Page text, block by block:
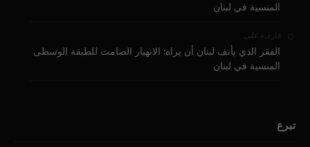
المنسية في لبنان
قارىء على
الفقر الذي يأنف لبنان أن يراه: الانهيار الصامت للطبقة الوسطى
المنسية في لبنان
تبرع